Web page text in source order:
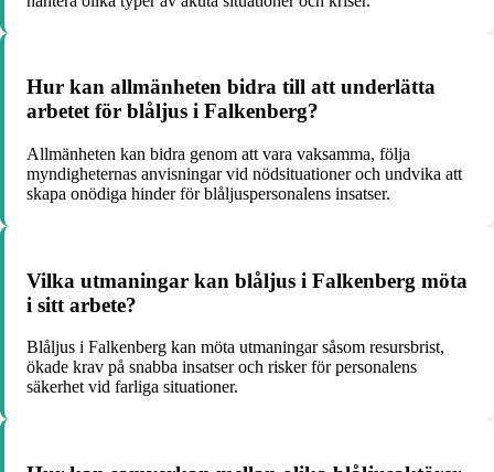
Hur kan allmänheten bidra till att underlätta
arbetet för blåljus i Falkenberg?
Allmänheten kan bidra genom att vara vaksamma, följa
myndigheternas anvisningar vid nödsituationer och undvika att
skapa onödiga hinder för blåljuspersonalens insatser.
Vilka utmaningar kan blåljus i Falkenberg möta
i sitt arbete?
Blåljus i Falkenberg kan möta utmaningar såsom resursbrist,
ökade krav på snabba insatser och risker för personalens
säkerhet vid farliga situationer.